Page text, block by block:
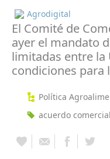
Agrodigital
El Comité de
ayer el mandato
limitadas entre la
condiciones para
Política
acuerdo comercial